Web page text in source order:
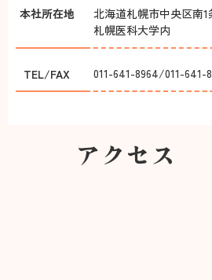
本社所在地
TEL/FAX
北海道札幌市中央区南1
札幌医科大学内
011-641-8964/011-641-
アクセス